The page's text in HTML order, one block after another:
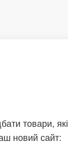
товари, які
новий сайт: